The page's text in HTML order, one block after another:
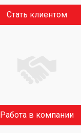
Стать клиентом
Работа в компании